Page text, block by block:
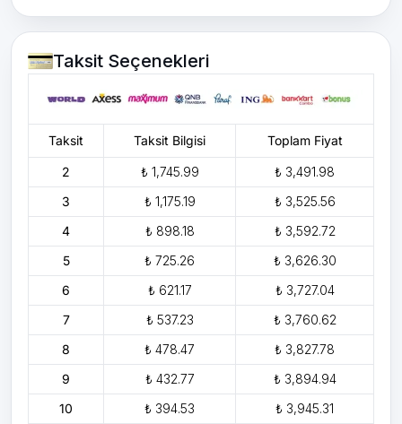
Taksit Seçenekleri
Taksit Taksit Bilgisi Toplam Fiyat
2 ₺ 1,745.99
₺ 3,491.98
3
₺ 1,175.19
₺ 3,525.56
4
₺ 898.18
₺ 3,592.72
5
₺ 725.26
₺ 3,626.30
6
₺ 621.17
₺ 3,727.04
7
₺ 537.23
₺ 3,760.62
8
₺ 478.47
₺ 3,827.78
9
₺ 432.77
₺ 3,894.94
10
₺ 394.53
₺ 3,945.31